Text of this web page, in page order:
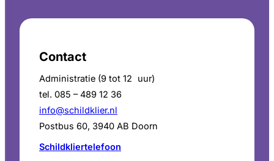
Contact
Administratie (9 tot 12 uur)
tel. 085 – 489 12 36
info@schildklier.nl
Postbus 60, 3940 AB Doorn
Schildkliertelefoon